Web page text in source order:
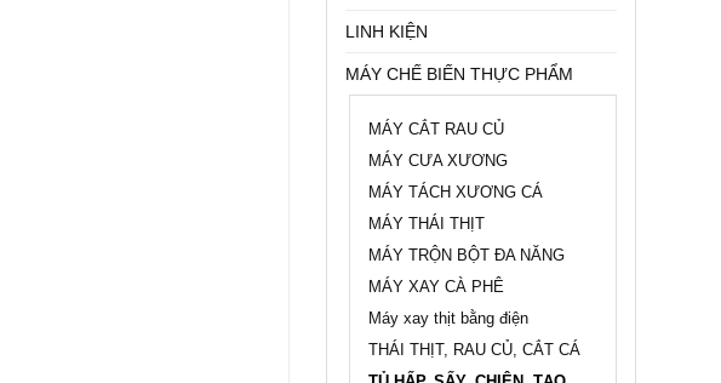
LINH KIỆN
MÁY CHẾ BIẾN THỰC PHẨM
MÁY CẮT RAU CỦ
MÁY CƯA XƯƠNG
MÁY TÁCH XƯƠNG CÁ
MÁY THÁI THỊT
MÁY TRỘN BỘT ĐA NĂNG
MÁY XAY CÀ PHÊ
Máy xay thịt bằng điện
THÁI THỊT, RAU CỦ, CẮT CÁ